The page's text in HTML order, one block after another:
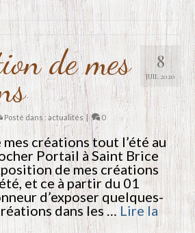
8
JUIL 2020
de mes
Posté dans : actualités | 0
créations tout l’été au
Portail à Saint Brice
de mes créations
et ce à partir du 01
d’exposer quelques-
dans les … Lire la